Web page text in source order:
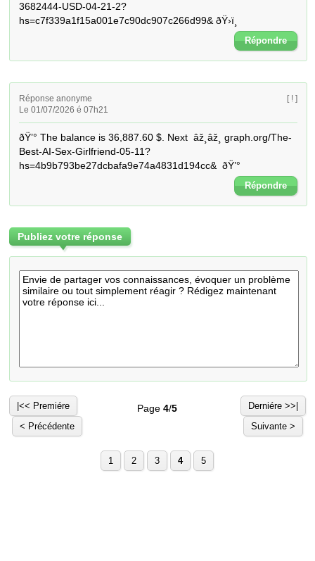
3682444-USD-04-21-2?
hs=c7f339a1f15a001e7c90dc907c266d99& ðŸ›ï¸
Répondre
Réponse anonyme
Le 01/07/2026 é 07h21
[ ! ]
ðŸ’° The balance is 36,887.60 $. Next  âž¸âž¸ graph.org/The-
Best-AI-Sex-Girlfriend-05-11?
hs=4b9b793be27dcbafa9e74a4831d194cc&  ðŸ’°
Répondre
Publiez votre réponse
|<< Premiére
< Précédente
Page4/5
Derniére >>|
Suivante >
1 2 3 4 5